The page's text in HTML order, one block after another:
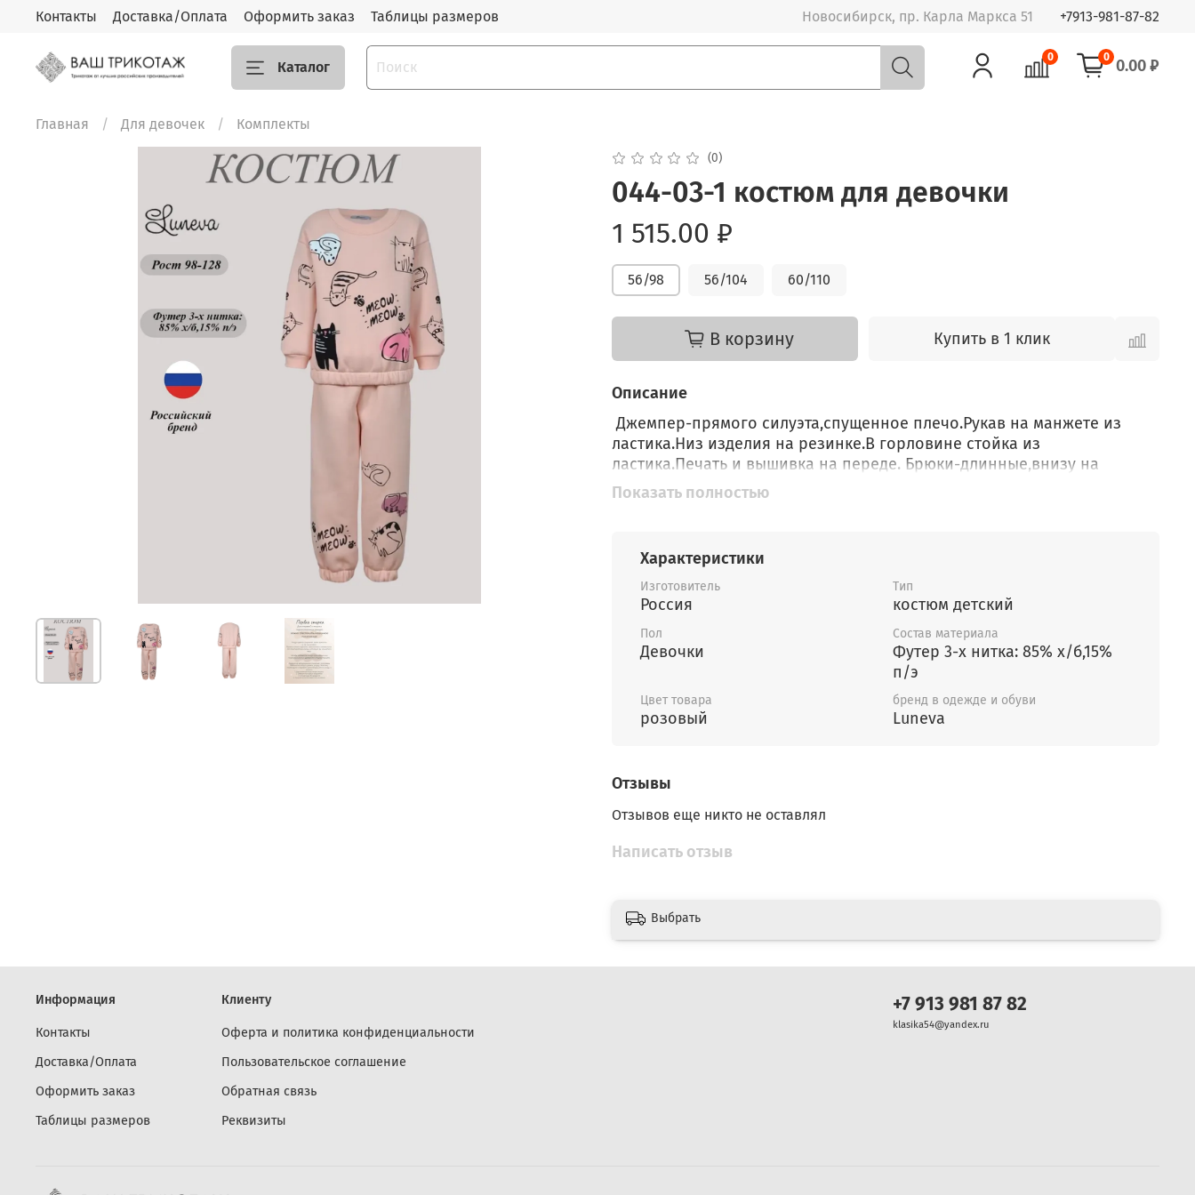
Контакты Доставка/Оплата Оформить заказ Таблицы размеров Новосибирск, пр. Карла Маркса 51 +7913-981-87-82
Каталог
0 0 0.00 ₽
Главная Для девочек Комплекты
(0)
044-03-1 костюм для девочки
1 515.00 ₽
56/98 56/104 60/110
В корзину Купить в 1 клик
Описание
Джемпер-прямого силуэта,спущенное плечо.Рукав на манжете из
ластика.Низ изделия на резинке.В горловине стойка из
ластика.Печать и вышивка на переде. Брюки-длинные,внизу на
резинке.Вверху притачной пояс из ластика с резинкой.На передних
Показать полностью
Характеристики
Изготовитель
Россия
Тип
костюм детский
Пол
Девочки
Состав материала
Футер 3-х нитка: 85% х/б,15%
п/э
Цвет товара
розовый
бренд в одежде и обуви
Luneva
Отзывы
Отзывов еще никто не оставлял
Написать отзыв
Выбрать
Информация
Контакты
Доставка/Оплата
Оформить заказ
Таблицы размеров
Клиенту
Оферта и политика конфиденциальности
Пользовательское соглашение
Обратная связь
Реквизиты
+7 913 981 87 82
klasika54@yandex.ru